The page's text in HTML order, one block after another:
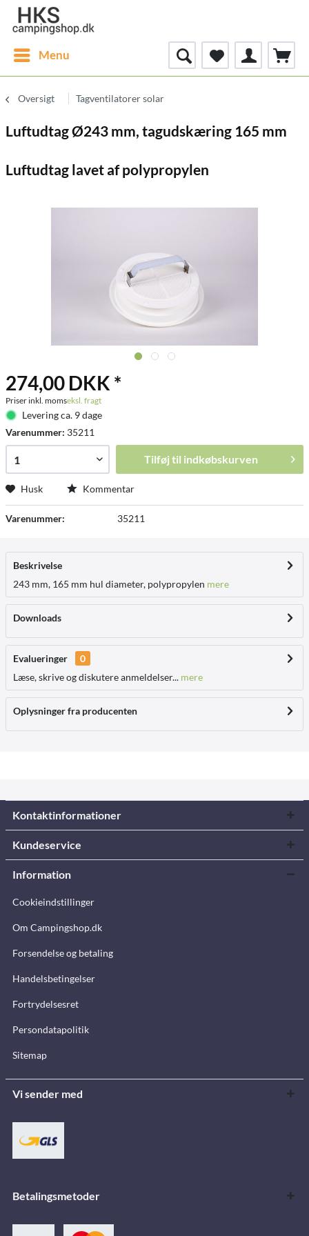
Menu
Oversigt Tagventilatorer solar
Luftudtag Ø243 mm, tagudskæring 165 mm
Luftudtag lavet af polypropylen
274,00 DKK *
Priser inkl. momseksl. fragt
Levering ca. 9 dage
Varenummer: 35211
Tilføj til indkøbskurven
Husk Kommentar
Varenummer: 35211
Beskrivelse
243 mm, 165 mm hul diameter, polypropylen mere
Downloads
Evalueringer
0
Læse, skrive og diskutere anmeldelser... mere
Oplysninger fra producenten
Kontaktinformationer
Kundeservice
Information
Cookieindstillinger
Om Campingshop.dk
Forsendelse og betaling
Handelsbetingelser
Fortrydelsesret
Persondatapolitik
Sitemap
Vi sender med
Betalingsmetoder